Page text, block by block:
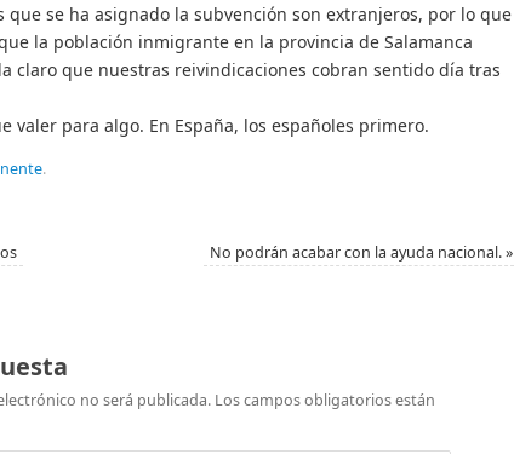
que se ha asignado la subvención son extranjeros, por lo que
la población inmigrante en la provincia de Salamanca
claro que nuestras reivindicaciones cobran sentido día tras
valer para algo. En España, los españoles primero.
.
No podrán acabar con la ayuda nacional.»
no será publicada. Los campos obligatorios están